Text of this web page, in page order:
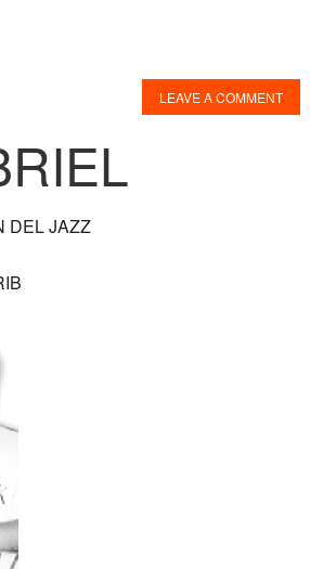
LEAVE A COMMENT
DEL JAZZ